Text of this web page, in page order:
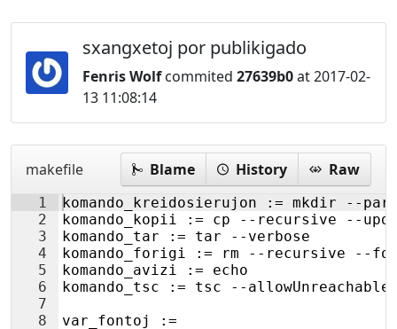
sxangxetoj por publikigado
Fenris Wolfcommited 27639b0at 2017-02-
13 11:08:14
makefile Blame History Raw
1
2
3
4
5
6
7
8
komando_kreidosierujon := mkdir --
komando_kopii := cp --recursive --
komando_tar := tar --verbose
komando_forigi := rm --recursive --
komando_avizi := echo
komando_tsc := tsc --
var_fontoj :=